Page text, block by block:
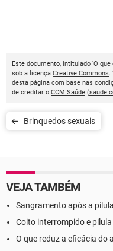
Este documento, intitulado 'O
sob a licença Creative Commons.
desta página com base nas
de creditar o CCM Saúde (
Brinquedos sexuais
VEJA TAMBÉM
Sangramento após a
Coito interrompido e
O que reduz a eficácia do